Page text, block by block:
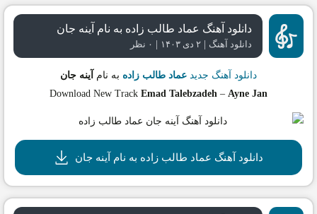
دانلود آهنگ عماد طالب زاده به نام آینه جان
دانلود آهنگ | ۲ دی ۱۴۰۳ | ۰ نظر
دانلود آهنگ جدید عماد طالب زاده به نام آینه جان
Download New Track Emad Talebzadeh – Ayne Jan
دانلود آهنگ عماد طالب زاده به نام آینه جان